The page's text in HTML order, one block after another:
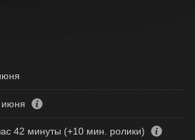
июня
42 минуты (+10 мин. ролики)